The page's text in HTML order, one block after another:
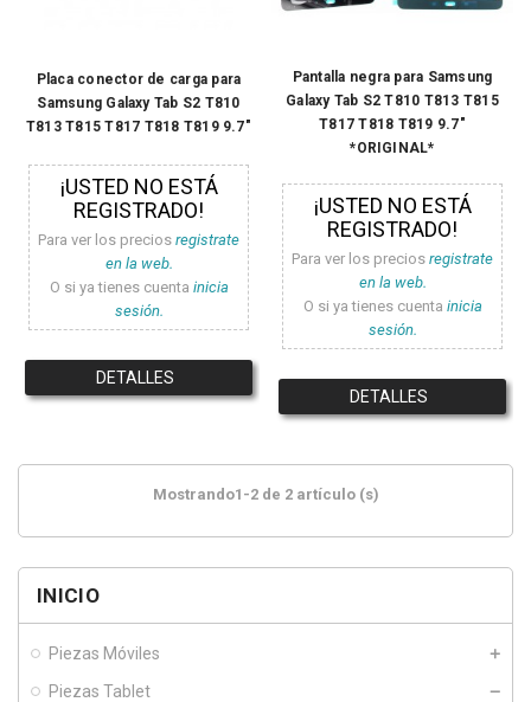
INICIO
Piezas Móviles
Piezas Tablet
Placa conector de carga para
Samsung Galaxy Tab S2 T810
T813 T815 T817 T818 T819 9.7"
¡USTED NO ESTÁ
REGISTRADO!
Para ver los precios registrate
en la web.
O si ya tienes cuenta inicia
sesión.
DETALLES
Pantalla negra para Samsung
Galaxy Tab S2 T810 T813 T815
T817 T818 T819 9.7"
*ORIGINAL*
¡USTED NO ESTÁ
REGISTRADO!
Para ver los precios registrate
en la web.
O si ya tienes cuenta inicia
sesión.
DETALLES
Mostrando1-2 de 2 artículo (s)